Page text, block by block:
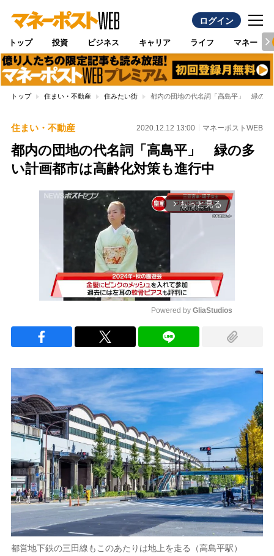
ログイン
トップ 投資 ビジネス キャリア ライフ マネー
トップ 住まい・不動産 住みたい街 都内の団地の代名詞「高島平」 緑の多
住まい・不動産 2020.12.12 13:00 マネーポストWEB
都内の団地の代名詞「高島平」 緑の多
い計画都市は高齢化対策も進行中
arrow_forward_ios もっと見る
Powered by GliaStudios
都営地下鉄の三田線もこのあたりは地上を走る（高島平駅）